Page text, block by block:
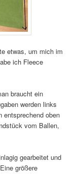
etwas, um mich im
ich Fleece
braucht ein
werden links
entsprechend oben
vom Ballen,
gearbeitet und
größere